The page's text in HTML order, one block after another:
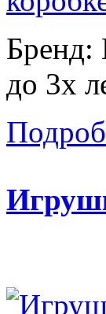
Бренд:
до 3х